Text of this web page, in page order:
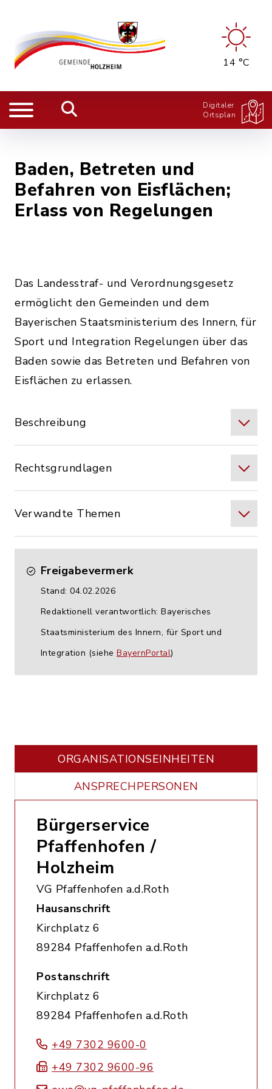
14 °C
Digitaler
Ortsplan
Baden, Betreten und
Befahren von Eisflächen;
Erlass von Regelungen
Das Landesstraf- und Verordnungsgesetz
ermöglicht den Gemeinden und dem
Bayerischen Staatsministerium des Innern, für
Sport und Integration Regelungen über das
Baden sowie das Betreten und Befahren von
Eisflächen zu erlassen.
Beschreibung
Rechtsgrundlagen
Verwandte Themen
Freigabevermerk
Stand: 04.02.2026
Redaktionell verantwortlich: Bayerisches
Staatsministerium des Innern, für Sport und
Integration (siehe BayernPortal)
ORGANISATIONS­EINHEITEN
ANSPRECHPERSONEN
Bürgerservice
Pfaffenhofen /
Holzheim
VG Pfaffenhofen a.d.Roth
Hausanschrift
Kirchplatz 6
89284 Pfaffenhofen a.d.Roth
Postanschrift
Kirchplatz 6
89284 Pfaffenhofen a.d.Roth
+49 7302 9600-0
+49 7302 9600-96